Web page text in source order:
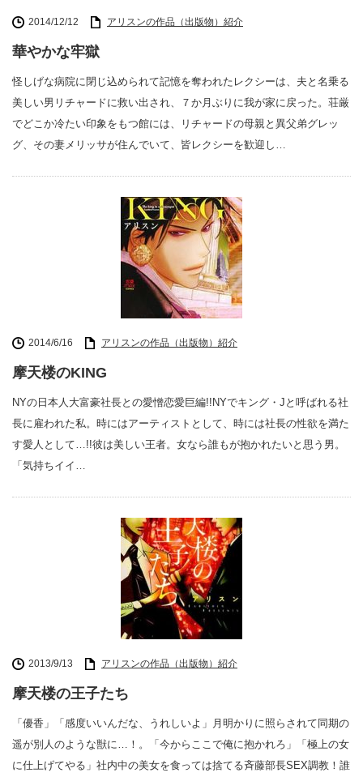
2014/12/12 アリスンの作品（出版物）紹介
華やかな牢獄
怪しげな病院に閉じ込められて記憶を奪われたレクシーは、夫と名乗る
美しい男リチャードに救い出され、７か月ぶりに我が家に戻った。荘厳
でどこか冷たい印象をもつ館には、リチャードの母親と異父弟グレッ
グ、その妻メリッサが住んでいて、皆レクシーを歓迎し…
2014/6/16 アリスンの作品（出版物）紹介
摩天楼のKING
NYの日本人大富豪社長との愛憎恋愛巨編!!NYでキング・Jと呼ばれる社
長に雇われた私。時にはアーティストとして、時には社長の性欲を満た
す愛人として…!!彼は美しい王者。女なら誰もが抱かれたいと思う男。
「気持ちイイ…
2013/9/13 アリスンの作品（出版物）紹介
摩天楼の王子たち
「優香」「感度いいんだな、うれしいよ」月明かりに照らされて同期の
遥が別人のような獣に…！。「今からここで俺に抱かれろ」「極上の女
に仕上げてやる」社内中の美女を食っては捨てる斉藤部長SEX調教！誰